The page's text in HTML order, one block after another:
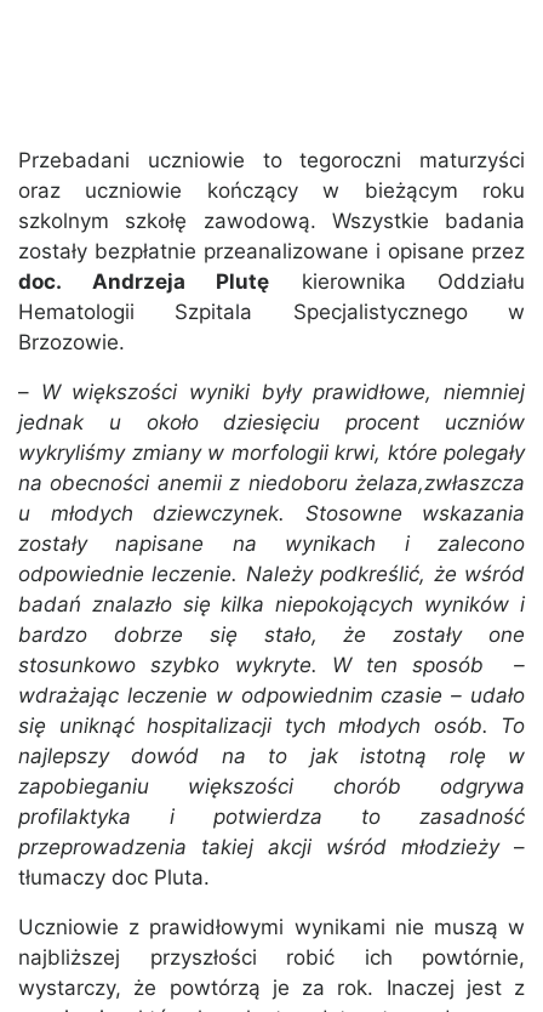
Przebadani uczniowie to tegoroczni maturzyści
oraz uczniowie kończący w bieżącym roku
szkolnym szkołę zawodową. Wszystkie badania
zostały bezpłatnie przeanalizowane i opisane przez
doc. Andrzeja Plutę kierownika Oddziału
Hematologii Szpitala Specjalistycznego w
Brzozowie.
– W większości wyniki były prawidłowe, niemniej
jednak u około dziesięciu procent uczniów
wykryliśmy zmiany w morfologii krwi, które polegały
na obecności anemii z niedoboru żelaza,zwłaszcza
u młodych dziewczynek. Stosowne wskazania
zostały napisane na wynikach i zalecono
odpowiednie leczenie. Należy podkreślić, że wśród
badań znalazło się kilka niepokojących wyników i
bardzo dobrze się stało, że zostały one
stosunkowo szybko wykryte. W ten sposób –
wdrażając leczenie w odpowiednim czasie – udało
się uniknąć hospitalizacji tych młodych osób. To
najlepszy dowód na to jak istotną rolę w
zapobieganiu większości chorób odgrywa
profilaktyka i potwierdza to zasadność
przeprowadzenia takiej akcji wśród młodzieży–
tłumaczy doc Pluta.
Uczniowie z prawidłowymi wynikami nie muszą w
najbliższej przyszłości robić ich powtórnie,
wystarczy, że powtórzą je za rok. Inaczej jest z